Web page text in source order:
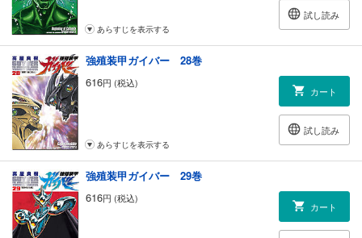
試し読み
あらすじを表示する
強殖装甲ガイバー 28巻
616円 (税込)
カート
試し読み
あらすじを表示する
強殖装甲ガイバー 29巻
616円 (税込)
カート